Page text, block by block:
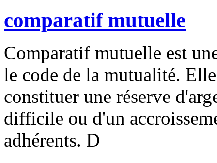
comparatif mutuelle
Comparatif mutuelle est
le code de la mutualité.
constituer une réserve
difficile ou d'un
adhérents. D